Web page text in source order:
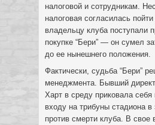
налоговой и сотрудникам.
налоговая согласилась
владельцу клуба поступали
покупке “Бери” — он сумел
до ее нынешнего положения.
Фактически, судьба “Бери”
менеджмента. Бывший
Харт в среду приковала себя
входу на трибуны стадиона в
против смерти клуба. В свое